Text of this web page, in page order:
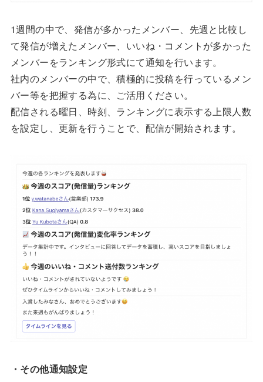
1週間の中で、発信が多かったメンバー、先週と比較し
て発信が増えたメンバー、いいね・コメントが多かった
メンバーをランキング形式にて通知を行います。
社内のメンバーの中で、積極的に投稿を行っているメン
バー等を把握する為に、ご活用ください。
配信される曜日、時刻、ランキングに表示する上限人数
を設定し、更新を行うことで、配信が開始されます。
・その他通知設定